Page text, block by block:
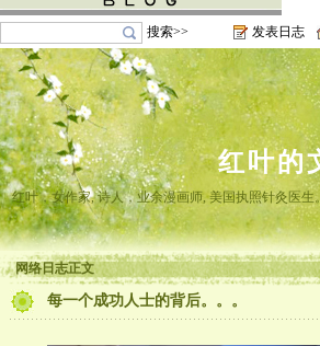
搜索>> 发表日志
红叶的
红叶，女作家, 诗人，业余漫画师, 美国执照针灸医
网络日志正文
每一个成功人士的背后。。。